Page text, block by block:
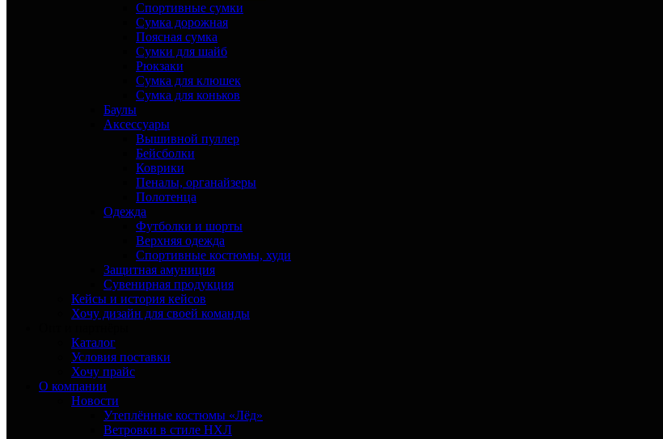
Спортивные сумки
Сумка дорожная
Поясная сумка
Сумки для шайб
Рюкзаки
Сумка для клюшек
Сумка для коньков
Баулы
Аксессуары
Вышивной пуллер
Бейсболки
Коврики
Пеналы, органайзеры
Полотенца
Одежда
Футболки и шорты
Верхняя одежда
Спортивные костюмы, худи
Защитная амуниция
Сувенирная продукция
Кейсы и история кейсов
Хочу дизайн для своей команды
Каталог
Условия поставки
Хочу прайс
О компании
Новости
Утеплённые костюмы «Лёд»
Ветровки в стиле НХЛ